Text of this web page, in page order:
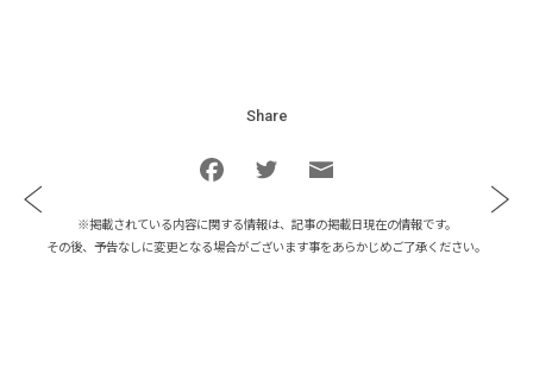
Share
※掲載されている内容に関する情報は、記事の掲載日現在の情報です。
その後、予告なしに変更となる場合がございます事をあらかじめご了承ください。